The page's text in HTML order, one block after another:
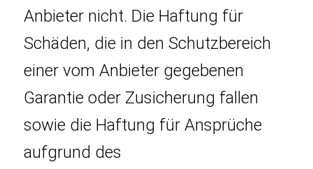
Anbieter nicht. Die Haftung für
Schäden, die in den Schutzbereich
einer vom Anbieter gegebenen
Garantie oder Zusicherung fallen
sowie die Haftung für Ansprüche
aufgrund des